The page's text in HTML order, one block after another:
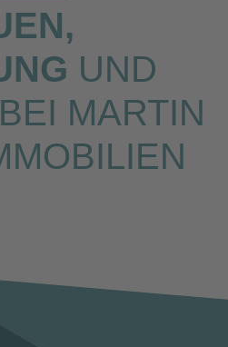
UND
BEI MARTIN